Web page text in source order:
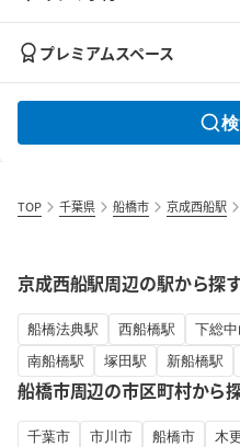
プレミアムスペース
TOP 千葉県 船橋市 京成西船駅
京成西船駅周辺の駅から探
船橋法典駅 西船橋駅 下総
南船橋駅
塚田駅 新船橋駅
船橋市周辺の市区町村から
千葉市 市川市 船橋市 木